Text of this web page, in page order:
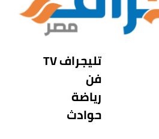
تليجراف TV
فن
رياضة
حوادث